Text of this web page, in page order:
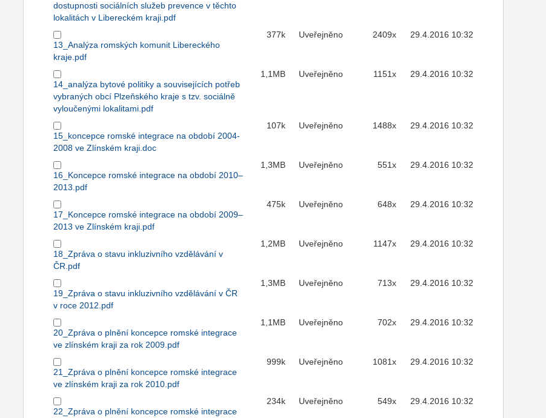
dostupnosti sociálních služeb prevence v těchto
lokalitách v Libereckém kraji.pdf
13_Analýza romských komunit Libereckého
kraje.pdf
377k Uveřejněno 2409x 29.4.2016 10:32
14_analýza bytové politiky a souvisejících potřeb
vybraných obcí Plzeňského kraje s tzv. sociálně
vyloučenými lokalitami.pdf
1,1MB Uveřejněno 1151x 29.4.2016 10:32
15_koncepce romské integrace na období 2004-
2008 ve Zlínském kraji.doc
107k Uveřejněno 1488x 29.4.2016 10:32
16_Koncepce romské integrace na období 2010–
2013.pdf
1,3MB Uveřejněno 551x 29.4.2016 10:32
17_Koncepce romské integrace na období 2009–
2013 ve Zlínském kraji.pdf
475k Uveřejněno 648x 29.4.2016 10:32
18_Zpráva o stavu inkluzivního vzdělávání v
ČR.pdf
1,2MB Uveřejněno 1147x 29.4.2016 10:32
19_Zpráva o stavu inkluzivního vzdělávání v ČR
v roce 2012.pdf
1,3MB Uveřejněno 713x 29.4.2016 10:32
20_Zpráva o plnění koncepce romské integrace
ve zlínském kraji za rok 2009.pdf
1,1MB Uveřejněno 702x 29.4.2016 10:32
21_Zpráva o plnění koncepce romské integrace
ve zlínském kraji za rok 2010.pdf
999k Uveřejněno 1081x 29.4.2016 10:32
22_Zpráva o plnění koncepce romské integrace
234k Uveřejněno 549x 29.4.2016 10:32